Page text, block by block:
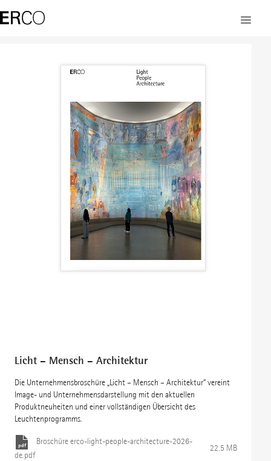
Licht – Mensch – Architektur
Die Unternehmensbroschüre „Licht – Mensch – Architektur“ vereint
Image- und Unternehmensdarstellung mit den aktuellen
Produktneuheiten und einer vollständigen Übersicht des
Leuchtenprogramms.
Broschüreerco-light-people-architecture-2026-
de.pdf
22.5 MB